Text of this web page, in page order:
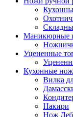
Маникюрные
Уцененные
Кухонные
Вилка
Накири
Нож